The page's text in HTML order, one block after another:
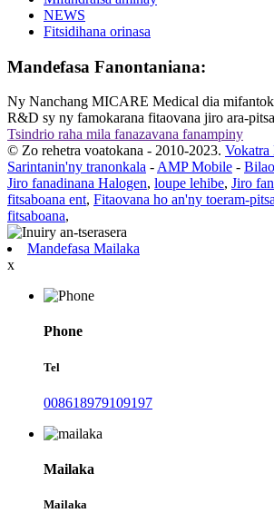
NEWS
Fitsidihana orinasa
Mandefasa Fanontaniana:
Ny Nanchang MICARE Medical dia
R&D sy ny famokarana fitaovana jiro ara-
Tsindrio raha mila fanazavana fanampiny
© Zo rehetra voatokana - 2010-2023. Vokatra
Sarintanin'ny tranonkala - AMP Mobile -
Jiro fanadinana Halogen, loupe lehibe, Jiro
fitsaboana ent, Fitaovana ho an'ny toeram-
fitsaboana,
Mandefasa Mailaka
x
Phone
Tel
008618979109197
Mailaka
Mailaka